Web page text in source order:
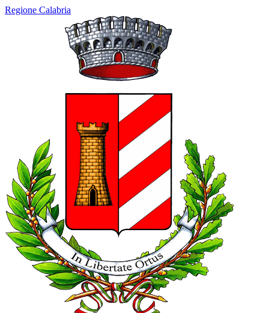
Regione Calabria